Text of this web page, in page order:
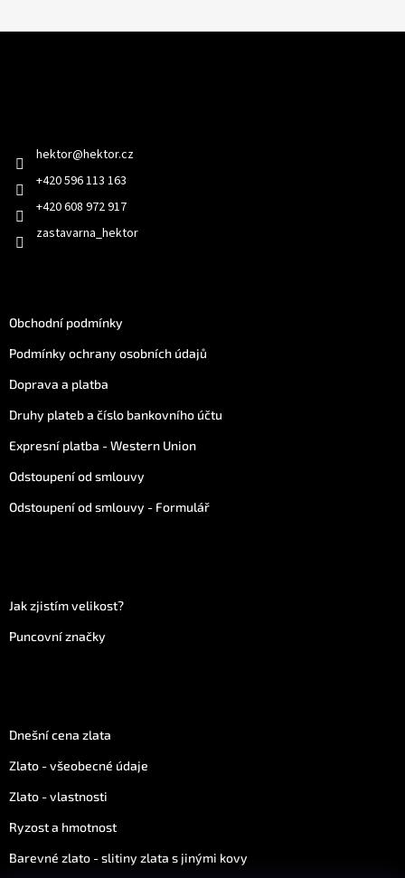
hektor@hektor.cz
+420 596 113 163
+420 608 972 917
zastavarna_hektor
Obchodní podmínky
Podmínky ochrany osobních údajů
Doprava a platba
Druhy plateb a číslo bankovního účtu
Expresní platba - Western Union
Odstoupení od smlouvy
Odstoupení od smlouvy - Formulář
Jak zjistím velikost?
Puncovní značky
Dnešní cena zlata
Zlato - všeobecné údaje
Zlato - vlastnosti
Ryzost a hmotnost
Barevné zlato - slitiny zlata s jinými kovy